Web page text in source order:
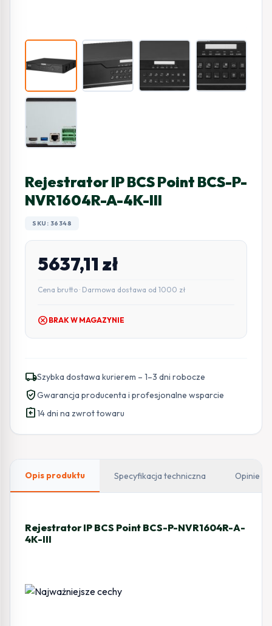
Rejestrator IP BCS Point BCS-P-
NVR1604R-A-4K-III
SKU: 36348
5637,11 zł
Cena brutto · Darmowa dostawa od 1000 zł
cancel BRAK W MAGAZYNIE
local_shippingSzybka dostawa kurierem – 1–3 dni robocze
verified_userGwarancja producenta i profesjonalne wsparcie
assignment_return14 dni na zwrot towaru
Opis produktu Specyfikacja techniczna Opinie
Rejestrator IP BCS Point BCS-P-NVR1604R-A-
4K-III